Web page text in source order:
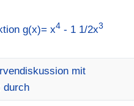
g(x)= x4 - 1 1/2x3
mit
durch